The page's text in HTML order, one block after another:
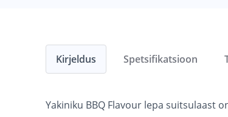
Kirjeldus
Yakiniku BBQ Flavour lepa suitsulaast
Spetsifikatsioon